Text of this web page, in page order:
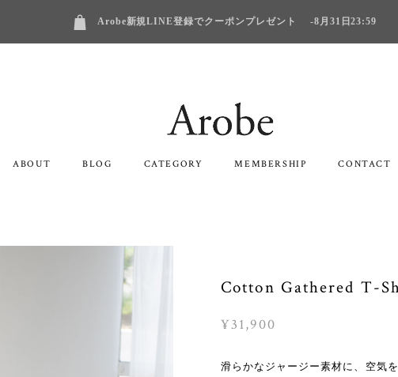
Arobe新規LINE登録でクーポンプレゼント -8月31日23:59
ABOUT BLOG CATEGORY MEMBERSHIP CONTACT
Cotton Gathered T-
¥31,900
滑らかなジャージー素材に、空気